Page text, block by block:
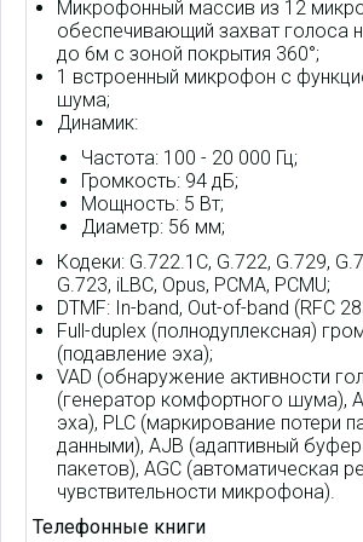
Микрофонный массив из 12
обеспечивающий захват голоса
до 6м с зоной покрытия 360°;
1 встроенный микрофон с
шума;
Динамик:
Частота: 100 - 20 000 Гц;
Громкость: 94 дБ;
Мощность: 5 Вт;
Диаметр: 56 мм;
Кодеки: G.722.1C, G.722, G.729,
G.723, iLBC, Opus, PCMA, PCMU;
DTMF: In-band, Out-of-band (RFC
Full-duplex (полнодуплексная)
(подавление эха);
VAD (обнаружение активности
(генератор комфортного шума),
эха), PLC (маркирование потери
данными), AJB (адаптивный
пакетов), AGC (автоматическая
чувствительности микрофона).
Телефонные книги